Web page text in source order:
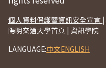
個人資料保護暨資訊安全宣言 |
陽明交通大學首頁 | 資訊學院
LANGUAGE:中文ENGLISH